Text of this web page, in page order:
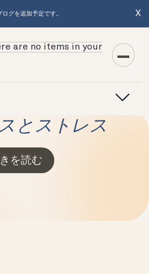
グを追加予定です。 X
are no items in your
とストレス
を読む